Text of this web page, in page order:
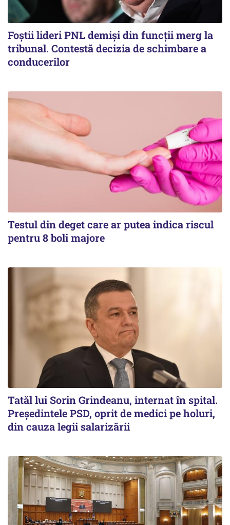
Foștii lideri PNL demiși din funcții merg la
tribunal. Contestă decizia de schimbare a
conducerilor
Testul din deget care ar putea indica riscul
pentru 8 boli majore
Tatăl lui Sorin Grindeanu, internat în spital.
Preşedintele PSD, oprit de medici pe holuri,
din cauza legii salarizării